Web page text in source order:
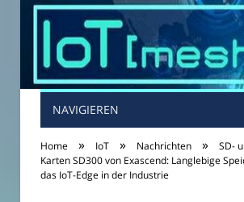
NAVIGIEREN
Home » IoT » Nachrichten »
SD-
Karten SD300 von Exascend: Langlebige
das IoT-Edge in der Industrie